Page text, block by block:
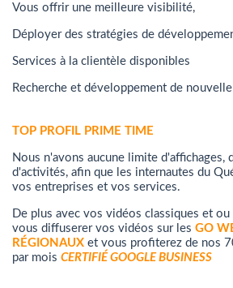
Vous offrir une meilleure visibilité,
Déployer des stratégies de
Services à la clientèle disponibles
Recherche et développement de
TOP PROFIL PRIME TIME
Nous n'avons aucune limite d'affichages,
d'activités, afin que les internautes du
vos entreprises et vos services.
De plus avec vos vidéos classiques et
vous diffuserer vos vidéos sur les GO
RÉGIONAUX et vous profiterez de nos
par mois CERTIFIÉ GOOGLE BUSINESS